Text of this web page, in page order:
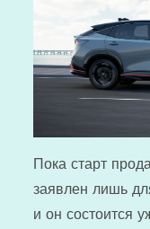
Пока старт
заявлен лишь
и он состоится